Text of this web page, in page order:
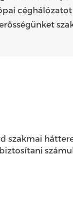
szakmai